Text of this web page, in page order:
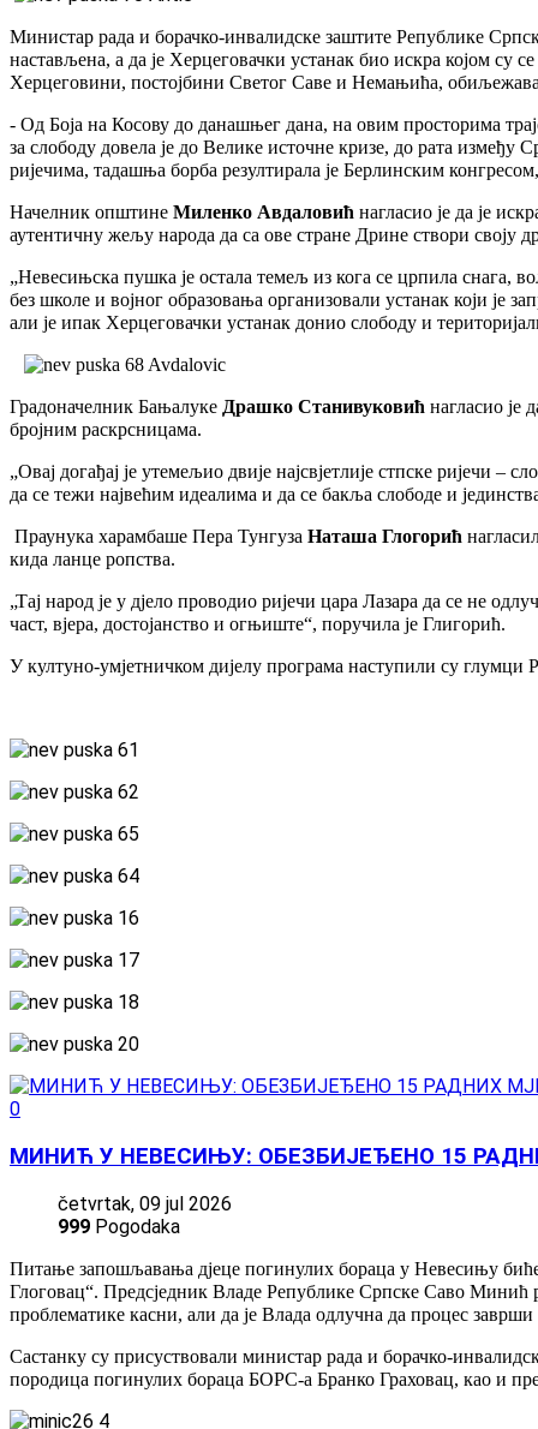
Министар рада и борачко-инвалидске заштите Републике
настављена, а да је Херцеговачки устанак био искра којом су
Херцеговини, постојбини Светог Саве и Немањића, обиљежава
- Од Боја на Косову до данашњег дана, на овим просторима
за слободу довела је до Велике источне кризе, до рата
ријечима, тадашња борба резултирала је Берлинским
Начелник општине Миленко Авдаловић нагласио је да је
аутентичну жељу народа да са ове стране Дрине створи своју
„Невесињска пушка је остала темељ из кога се црпила снага,
без школе и војног образовања организовали устанак који је
али је ипак Херцеговачки устанак донио слободу и
Градоначелник Бањалуке Драшко Станивуковић нагласио је
бројним раскрсницама.
„Овај догађај је утемељио двије најсвјетлије стпске ријечи
да се тежи највећим идеалима и да се бакља слободе и
Праунука харамбаше Пера Тунгуза Наташа Глогорић
кида ланце ропства.
„Тај народ је у дјело проводио ријечи цара Лазара да се не
част, вјера, достојанство и огњиште“, поручила је Глигорић.
У култуно-умјетничком дијелу програма наступили су
0
МИНИЋ У НЕВЕСИЊУ: ОБЕЗБИЈЕЂЕНО 15
četvrtak, 09 jul 2026
999 Pogodaka
Питање запошљавања дјеце погинулих бораца у Невесињу
Глоговац“. Предсједник Владе Републике Српске Саво Минић
проблематике касни, али да је Влада одлучна да процес заврши
Састанку су присуствовали министар рада и борачко-
породица погинулих бораца БОРС-а Бранко Граховац, као и